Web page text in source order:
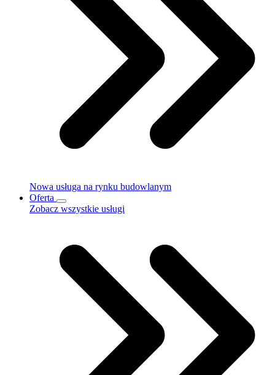
Nowa usługa na rynku budowlanym
Oferta
Zobacz wszystkie usługi